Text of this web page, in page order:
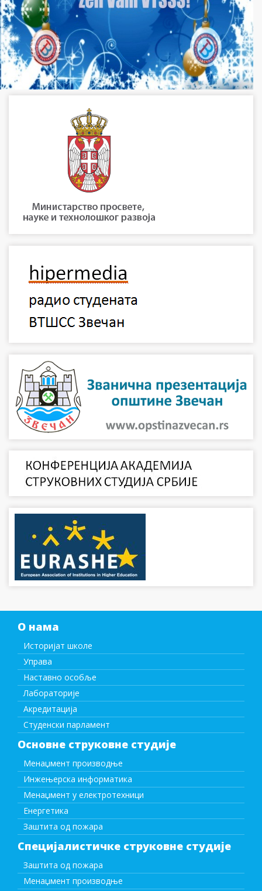
О нама
Историјат школе
Управа
Наставно особље
Лабораторије
Акредитација
Студенски парламент
Основне струковне студије
Менаџмент производње
Инжењерска информатика
Менаџмент у електротехници
Енергетика
Заштита од пожара
Специјалистичке струковне студије
Заштита од пожара
Менаџмент производње